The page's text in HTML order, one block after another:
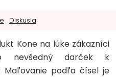
Diskusia
Kone na lúke zákazníci
nevšedný darček k
Maľovanie podľa čísel je